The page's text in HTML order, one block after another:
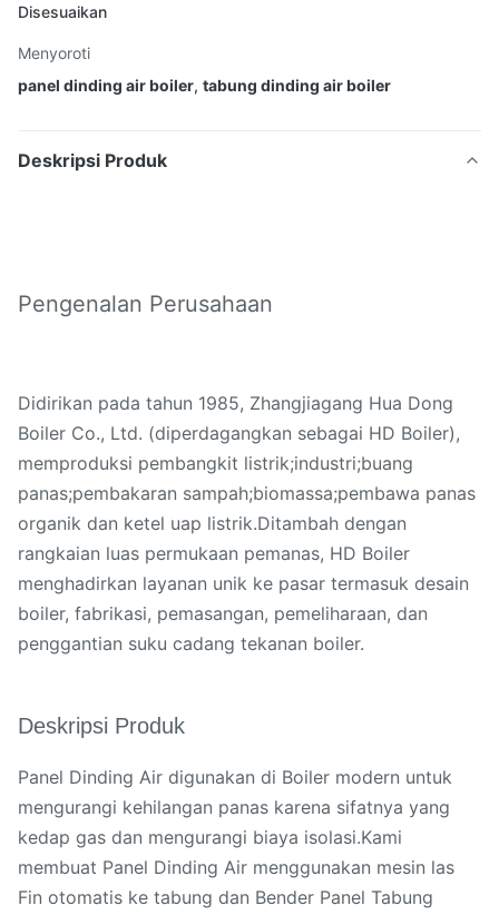
Disesuaikan
Menyoroti
panel dinding air boiler, tabung dinding air boiler
Deskripsi Produk
Pengenalan Perusahaan
Didirikan pada tahun 1985, Zhangjiagang Hua Dong
Boiler Co., Ltd. (diperdagangkan sebagai HD Boiler),
memproduksi pembangkit listrik;industri;buang
panas;pembakaran sampah;biomassa;pembawa panas
organik dan ketel uap listrik.Ditambah dengan
rangkaian luas permukaan pemanas, HD Boiler
menghadirkan layanan unik ke pasar termasuk desain
boiler, fabrikasi, pemasangan, pemeliharaan, dan
penggantian suku cadang tekanan boiler.
Deskripsi Produk
Panel Dinding Air digunakan di Boiler modern untuk
mengurangi kehilangan panas karena sifatnya yang
kedap gas dan mengurangi biaya isolasi.Kami
membuat Panel Dinding Air menggunakan mesin las
Fin otomatis ke tabung dan Bender Panel Tabung